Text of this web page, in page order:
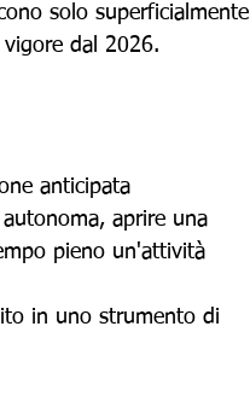
solo superficialmente
dal 2026.
anticipata
aprire una
pieno un'attività
in uno strumento di